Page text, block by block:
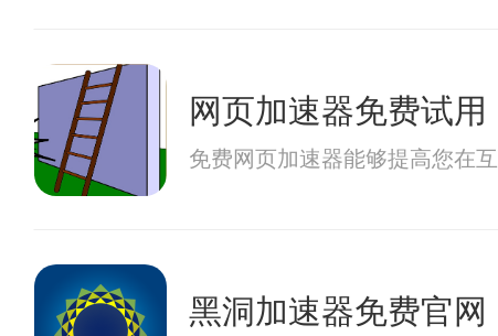
网页加速器免费试用
免费网页加速器能够提高您在
黑洞加速器免费官网